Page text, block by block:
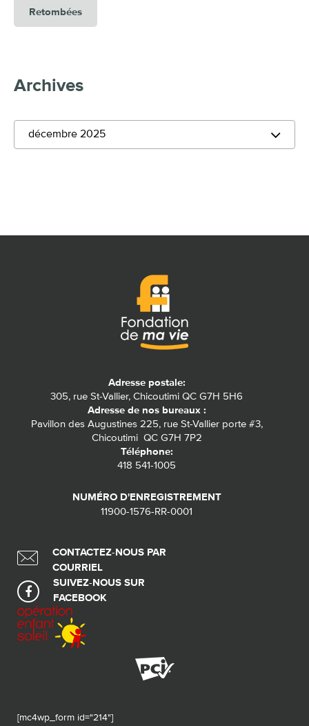
Retombées
Archives
décembre 2025
Adresse postale:
305, rue St-Vallier, Chicoutimi QC G7H 5H6
Adresse de nos bureaux :
Pavillon des Augustines 225, rue St-Vallier porte #3,
Chicoutimi QC G7H 7P2
Téléphone:
418 541-1005
NUMÉRO D'ENREGISTREMENT
11900-1576-RR-0001
CONTACTEZ-NOUS PAR
COURRIEL
SUIVEZ-NOUS SUR
FACEBOOK
[mc4wp_form id="214"]